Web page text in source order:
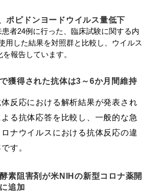
ポピドンヨードウイルス量低下
者24例に行った、臨床試験に関する内
用した結果を対照群と比較し、ウイルス
報告しています。
獲得された抗体は3～6か月間維持
反応における解析結果が発表され
る抗体応答を比較し、一般的な急
ナウイルスにおける抗体反応の違
す。
素阻害剤が米NIHの新型コロナ薬開
追加